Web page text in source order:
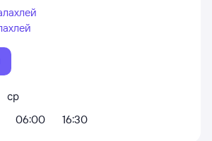
ср
06:00
16:30